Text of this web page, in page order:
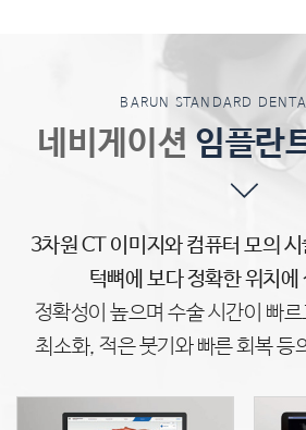
BARUN STANDARD
네비게이션 임플란
3차원 CT 이미지와 컴퓨터 모의
턱뼈에 보다 정확한 위치에
정확성이 높으며 수술 시간이 빠
최소화,적은 붓기와 빠른 회복 등